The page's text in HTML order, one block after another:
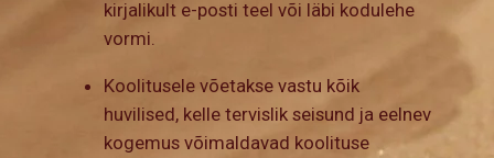
kirjalikult e-posti teel või läbi kodulehe
vormi.
Koolitusele võetakse vastu kõik
huvilised, kelle tervislik seisund ja eelnev
kogemus võimaldavad koolituse